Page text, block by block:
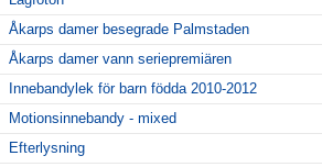
Åkarps damer besegrade Palmstaden
Åkarps damer vann seriepremiären
Innebandylek för barn födda 2010-2012
Motionsinnebandy - mixed
Efterlysning